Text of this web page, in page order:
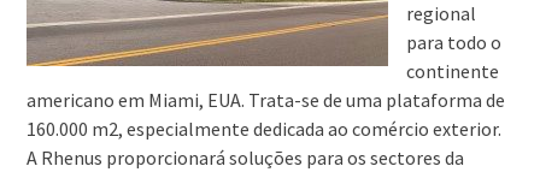
regional
para todo o
continente
americano em Miami, EUA. Trata-se de uma plataforma de
160.000 m2, especialmente dedicada ao comércio exterior.
A Rhenus proporcionará soluções para os sectores da